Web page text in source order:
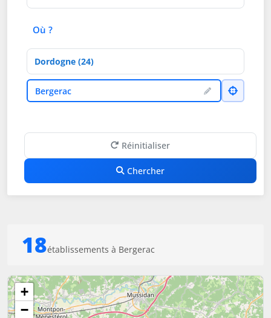
Où ?
Département
VilleBergerac
Réinitialiser
Chercher
18établissements à Bergerac
+
−